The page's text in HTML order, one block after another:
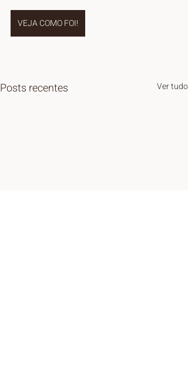
VEJA COMO FOI!
Posts recentes Ver tudo